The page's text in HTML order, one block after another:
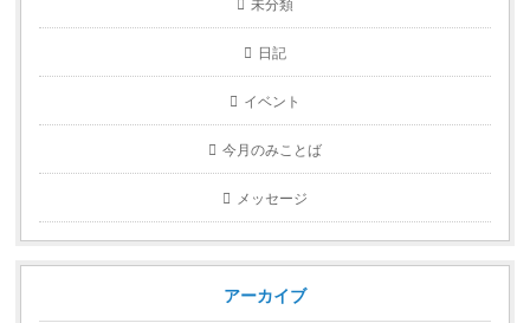
未分類
日記
イベント
今月のみことば
メッセージ
アーカイブ